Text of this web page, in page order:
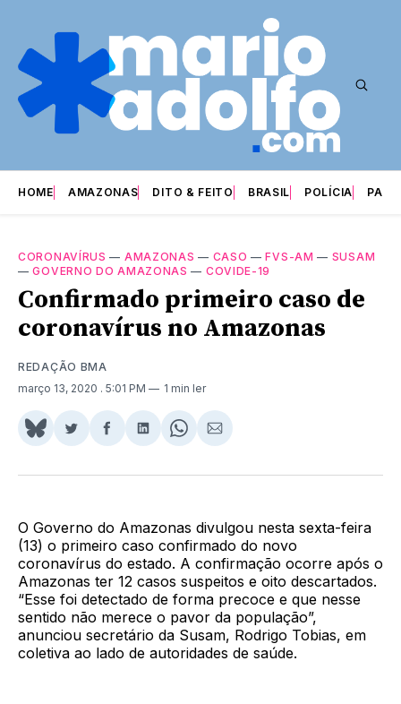
HOME AMAZONAS DITO & FEITO BRASIL POLÍCIA
CORONAVÍRUS — AMAZONAS — CASO —FVS-AM — SUSAM
—GOVERNO DO AMAZONAS — COVIDE-19
Confirmado primeiro caso de
coronavírus no Amazonas
REDAÇÃO BMA
março 13, 2020 . 5:01 PM 1 min ler
Share
BlueSky
Compartilhar
Twitter
Compartilhar
Facebook
Compartilhar
LinkedIn
Share
WhatsApp
Compartilhar
Email
O Governo do Amazonas divulgou nesta sexta-feira
(13) o primeiro caso confirmado do novo
coronavírus do estado. A confirmação ocorre após o
Amazonas ter 12 casos suspeitos e oito descartados.
“Esse foi detectado de forma precoce e que nesse
sentido não merece o pavor da população”,
anunciou secretário da Susam, Rodrigo Tobias, em
coletiva ao lado de autoridades de saúde.